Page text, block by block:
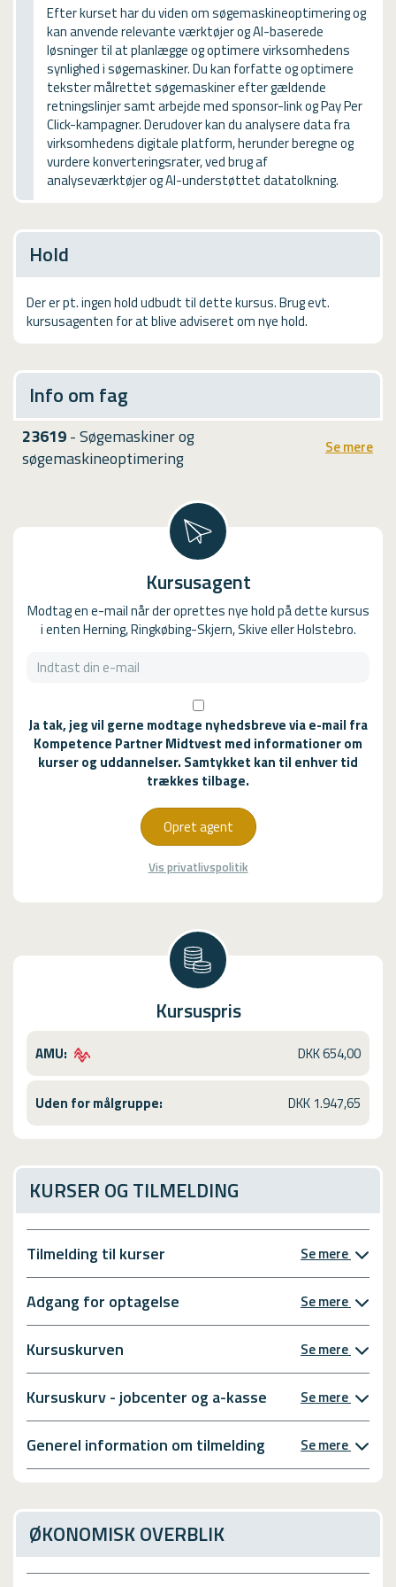
USMA
Videoguides
Efter kurset har du viden om søgemaskineoptimering og
kan anvende relevante værktøjer og AI-baserede
løsninger til at planlægge og optimere virksomhedens
synlighed i søgemaskiner. Du kan forfatte og optimere
tekster målrettet søgemaskiner efter gældende
retningslinjer samt arbejde med sponsor-link og Pay Per
Click-kampagner. Derudover kan du analysere data fra
virksomhedens digitale platform, herunder beregne og
vurdere konverteringsrater, ved brug af
analyseværktøjer og AI-understøttet datatolkning.
Hold
Der er pt. ingen hold udbudt til dette kursus. Brug evt.
kursusagenten for at blive adviseret om nye hold.
Info om fag
23619- Søgemaskiner og
søgemaskineoptimering
Se mere
Kursusagent
Modtag en e-mail når der oprettes nye hold på dette kursus
i enten Herning, Ringkøbing-Skjern, Skive eller Holstebro.
Ja tak, jeg vil gerne modtage nyhedsbreve via e-mail fra
Kompetence Partner Midtvest med informationer om
kurser og uddannelser. Samtykket kan til enhver tid
trækkes tilbage.
Opret agent
Vis privatlivspolitik
Kursuspris
AMU: DKK 654,00
Uden for målgruppe: DKK 1.947,65
KURSER OG TILMELDING
Tilmelding til kurser Se mere
Adgang for optagelse Se mere
Kursuskurven Se mere
Kursuskurv - jobcenter og a-kasse Se mere
Generel information om tilmelding Se mere
ØKONOMISK OVERBLIK